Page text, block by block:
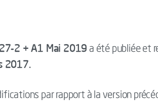
2 + A1 Mai 2019 a été publiée et
2017.
par rapport à la version